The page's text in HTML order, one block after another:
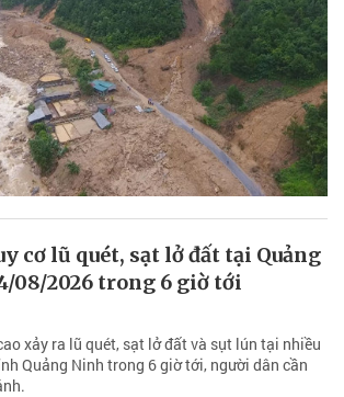
cơ lũ quét, sạt lở đất tại Quảng
08/2026 trong 6 giờ tới
xảy ra lũ quét, sạt lở đất và sụt lún tại nhiều
Quảng Ninh trong 6 giờ tới, người dân cần